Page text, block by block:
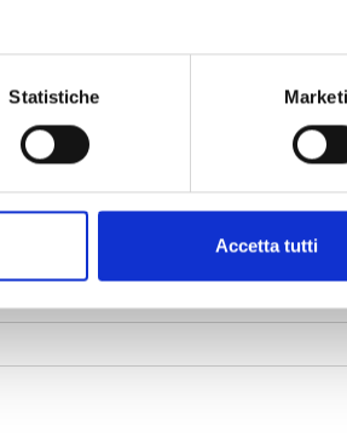
Statistiche
Accetta tutti